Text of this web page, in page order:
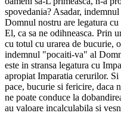
spovedania? Asadar,
Domnul nostru are legatura
El, ca sa ne odihneasca. Prin
cu totul cu urarea de bucurie,
indemnul "pocaiti-va" al
este in stransa legatura cu
apropiat Imparatia cerurilor. Si
pace, bucurie si fericire, daca
ne poate conduce la
au valoare incalculabila si